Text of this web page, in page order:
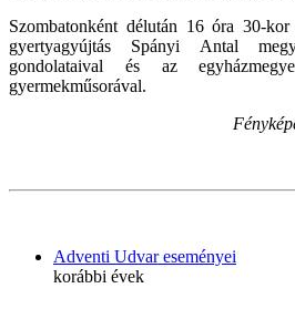
Szombatonként délután 16 óra 30-
gyertyagyújtás Spányi Antal
gondolataival és az
gyermekműsorával.
Adventi Udvar eseményei
korábbi évek